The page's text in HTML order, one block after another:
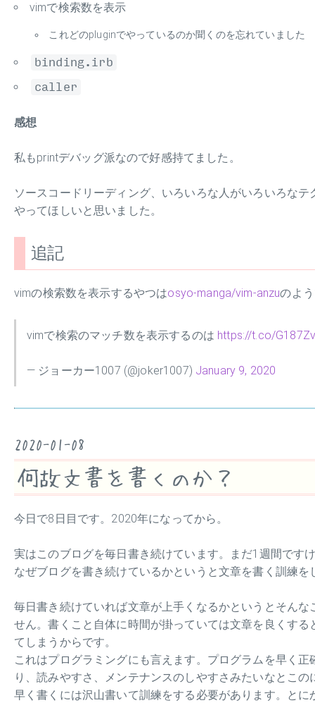
vimで検索数を表示
これどのpluginでやっているのか聞くのを忘れていました
binding.irb
caller
感想
私もprintデバッグ派なので好感持てました。
ソースコードリーディング、いろいろな人がいろいろな
やってほしいと思いました。
追記
vimの検索数を表示するやつはosyo-manga/vim-anzuのよ
vimで検索のマッチ数を表示するのは https://t.co/
— ジョーカー1007 (@joker1007) January 9, 2020
2020-01-08
何故文書を書くのか？
今日で8日目です。2020年になってから。
実はこのブログを毎日書き続けています。まだ1週間です
なぜブログを書き続けているかというと文章を書く訓練
毎日書き続けていれば文章が上手くなるかというとそん
せん。書くこと自体に時間が掛っていては文章を良くす
てしまうからです。
これはプログラミングにも言えます。プログラムを早く
り、読みやすさ、メンテナンスのしやすさみたいなとこ
早く書くには沢山書いて訓練をする必要があります。とに